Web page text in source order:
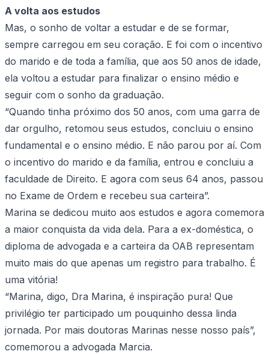
A volta aos estudos
Mas, o sonho de voltar a estudar e de se formar,
sempre carregou em seu coração. E foi com o incentivo
do marido e de toda a família, que aos 50 anos de idade,
ela voltou a estudar para finalizar o ensino médio e
seguir com o sonho da graduação.
“Quando tinha próximo dos 50 anos, com uma garra de
dar orgulho, retomou seus estudos, concluiu o ensino
fundamental e o ensino médio. E não parou por aí. Com
o incentivo do marido e da família, entrou e concluiu a
faculdade de Direito. E agora com seus 64 anos, passou
no Exame de Ordem e recebeu sua carteira”.
Marina se dedicou muito aos estudos e agora comemora
a maior conquista da vida dela. Para a ex-doméstica, o
diploma de advogada e a carteira da OAB representam
muito mais do que apenas um registro para trabalho. É
uma vitória!
“Marina, digo, Dra Marina, é inspiração pura! Que
privilégio ter participado um pouquinho dessa linda
jornada. Por mais doutoras Marinas nesse nosso país”,
comemorou a advogada Marcia.